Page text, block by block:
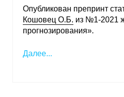
Опубликован препринт
Кошовец О.Б. из №1-2021
прогнозирования».
Далее...